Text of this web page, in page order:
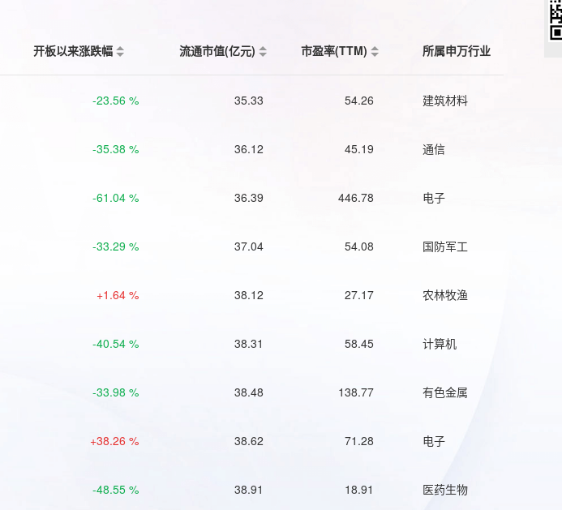
开板以来涨跌幅 流通市值(亿元) 市盈率(TTM) 所属申万行业
-23.56 % 35.33 54.26 建筑材料
-35.38 % 36.12 45.19 通信
-61.04 % 36.39 446.78 电子
-33.29 % 37.04 54.08 国防军工
+1.64 % 38.12 27.17 农林牧渔
-40.54 % 38.31 58.45 计算机
-33.98 % 38.48 138.77 有色金属
+38.26 % 38.62 71.28 电子
-48.55 % 38.91 18.91 医药生物